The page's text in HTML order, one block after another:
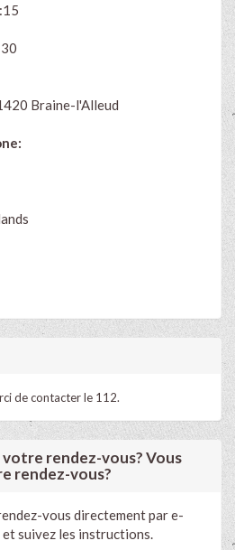
Braine-l'Alleud
de contacter le 112.
votre rendez-vous? Vous
rendez-vous?
vous directement par e-
suivez les instructions.